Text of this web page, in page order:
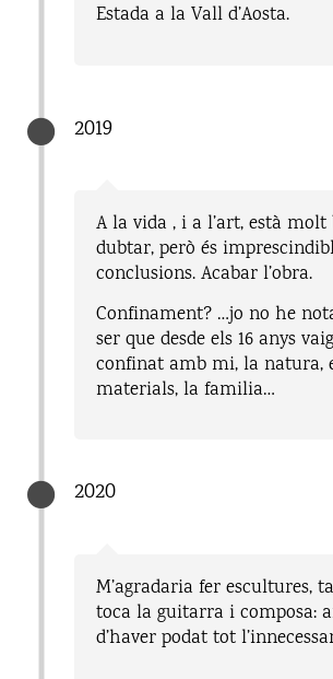
Estada a la Vall d’Aosta.
2019
A la vida , i a l’art, està
dubtar, però és
conclusions. Acabar l’obra.
Confinament? …jo no he
ser que desde els 16 anys
confinat amb mi, la natura,
materials, la familia…
2020
M’agradaria fer escultures,
toca la guitarra i composa:
d’haver podat tot